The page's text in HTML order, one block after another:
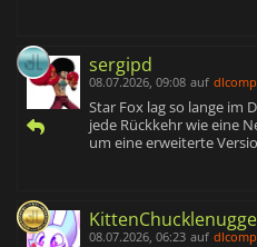
sergipd
08.07.2026, 09:08 auf
Star Fox lag so lange im
jede Rückkehr wie eine
um eine erweiterte
08.07.2026, 06:23 auf